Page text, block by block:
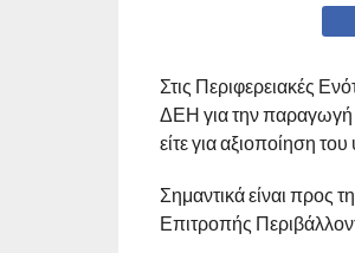
Στις Περιφερειακές
ΔΕΗ για την παραγωγή
είτε για αξιοποίηση
Σημαντικά είναι προς
Επιτροπής